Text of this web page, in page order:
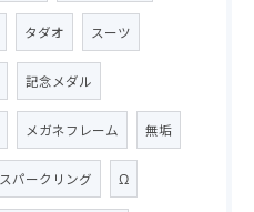
タダオ スーツ
記念メダル
メガネフレーム 無垢
スパークリング Ω